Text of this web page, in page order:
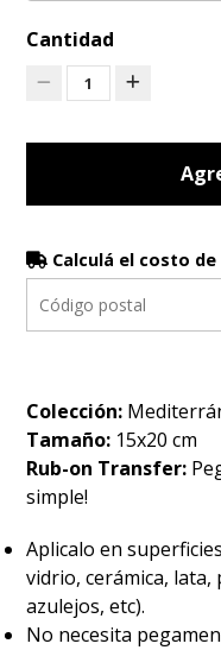
Cantidad
1
Calculá el costo de
Colección:
Tamaño: 15x20 cm
Rub-on Transfer:
simple!
Aplicalo en
vidrio, cerámica, lata,
azulejos, etc).
No necesita